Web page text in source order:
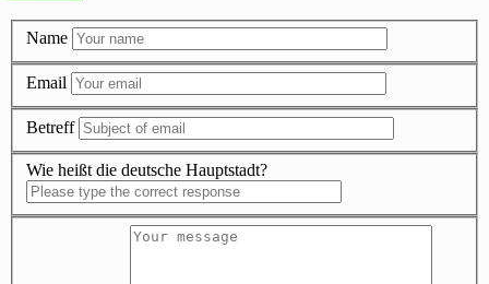
Name
Email
Betreff
Wie heißt die deutsche Hauptstadt?